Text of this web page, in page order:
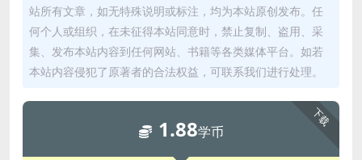
站所有文章，如无特殊说明或标注，均为本站原创发布。任
何个人或组织，在未征得本站同意时，禁止复制、盗用、采
集、发布本站内容到任何网站、书籍等各类媒体平台。如若
本站内容侵犯了原著者的合法权益，可联系我们进行处理。
下载
1.88学币